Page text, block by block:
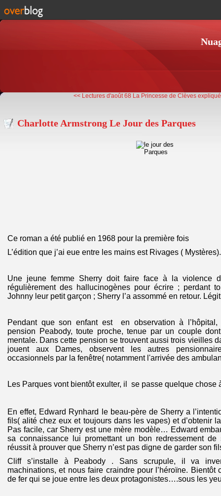
<< Lectures d'août 68 La Princesse de Clèves
Charlotte Armstrong Le Jour des Parques
Ce roman a été publié en 1968 pour la première fois
L’édition que j’ai eue entre les mains est Rivages ( Mystères).
Une jeune femme Sherry doit faire face à la violence
régulièrement des hallucinogènes pour écrire ; perdant
Johnny leur petit garçon ; Sherry l’a assommé en retour.
Pendant que son enfant est en observation à l’hôpital,
pension Peabody, toute proche, tenue par un couple
mentale. Dans cette pension se trouvent aussi trois vieilles
jouent aux Dames, observent les autres
occasionnels par la fenêtre( notamment l'arrivée des
Les Parques vont bientôt exulter, il se passe quelque chose
En effet, Edward Rynhard le beau-père de Sherry a
fils( alité chez eux et toujours dans les vapes) et d’obtenir
Pas facile, car Sherry est une mère modèle… Edward
sa connaissance lui promettant un bon redressement de
réussit à prouver que Sherry n’est pas digne de garder son
Cliff s’installe à Peabody . Sans scrupule, il va
machinations, et nous faire craindre pour l’héroïne. Bientôt
de fer qui se joue entre les deux protagonistes….sous les